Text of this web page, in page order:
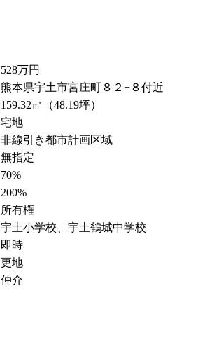
528万円
熊本県宇土市宮庄町８２−８付近
159.32㎡（48.19坪）
宅地
非線引き都市計画区域
無指定
70%
200%
所有権
宇土小学校、宇土鶴城中学校
即時
更地
仲介